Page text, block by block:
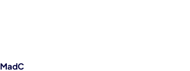
MadC